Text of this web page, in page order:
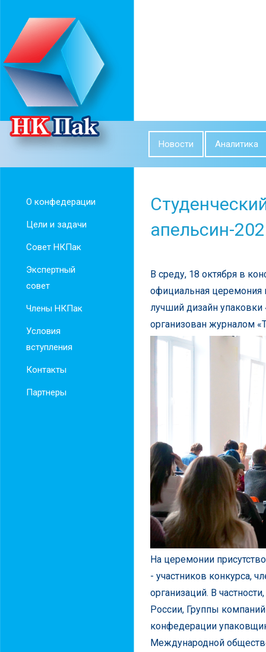
Новости Аналитика
О конфедерации
Цели и задачи
Совет НКПак
Экспертный
совет
Члены НКПак
Условия
вступления
Контакты
Партнеры
апельсин-
В среду, 18 октября в
официальная церемония
лучший дизайн упаковки
организован журналом
На церемонии
- участников конкурса,
организаций. В
России, Группы
конфедерации
Международной